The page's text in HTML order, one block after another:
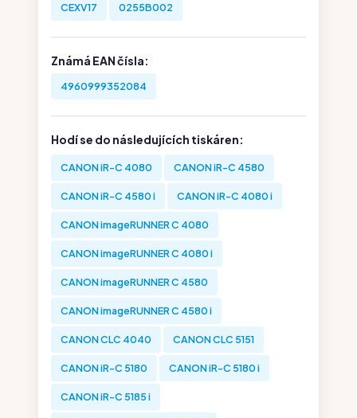
CEXV17 0255B002
Známá EAN čísla:
4960999352084
Hodí se do následujících tiskáren:
CANON iR-C 4080 CANON iR-C 4580
CANON iR-C 4580 i CANON iR-C 4080 i
CANON imageRUNNER C 4080
CANON imageRUNNER C 4080 i
CANON imageRUNNER C 4580
CANON imageRUNNER C 4580 i
CANON CLC 4040 CANON CLC 5151
CANON iR-C 5180 CANON iR-C 5180 i
CANON iR-C 5185 i